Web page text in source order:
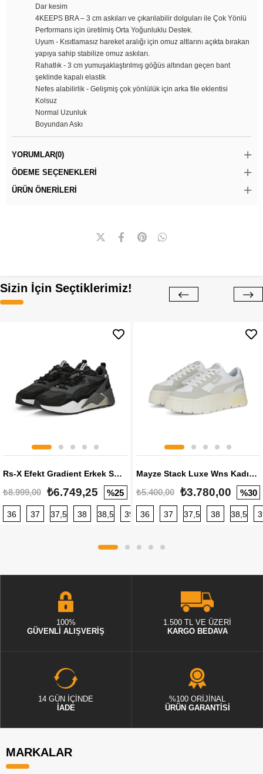
Dar kesim
4KEEPS BRA – 3 cm askıları ve çıkarılabilir dolguları ile Çok Yönlü
Performans için üretilmiş Orta Yoğunluklu Destek.
Uyum - Kısıtlamasız hareket aralığı için omuz altlarını açıkta bırakan
yapıya sahip stabilize omuz askıları.
Rahatlık - 3 cm yumuşaklaştırılmış göğüs altından geçen bant
şeklinde kapalı elastik
Nefes alabilirlik - Gelişmiş çok yönlülük için arka file eklentisi
Kolsuz
Normal Uzunluk
Boyundan Askı
YORUMLAR(0)
ÖDEME SEÇENEKLERI
ÜRÜN ÖNERILERI
Sizin İçin Seçtiklerimiz!
Rs-X Efekt Gradient Erkek Sneaker
₺8.999,00 ₺6.749,25 %25
36 37 37,5 38 38,5 39 40 40,5 41 42 42,5
Mayze Stack Luxe Wns Kadın Sneaker
₺5.400,00 ₺3.780,00 %30
36 37 37,5 38 38,5
100%
GÜVENLİ ALIŞVERİŞ
1.500 TL VE ÜZERİ
KARGO BEDAVA
14 GÜN İÇİNDE
İADE
%100 ORİJİNAL
ÜRÜN GARANTİSİ
MARKALAR